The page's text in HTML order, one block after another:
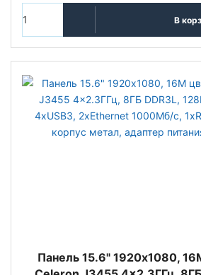
В
Панель 15.6" 1920х1080,